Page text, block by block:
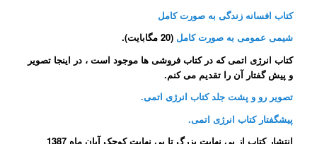
کتاب افسانه زندگی به صورت کامل
شیمی عمومی به صورت کامل (20 مگابایت).
کتاب انرژی اتمی که در کتاب فروشی ها موجود است ، در اینجا تصویر
و پیش گفتار آن را تقدیم می کنم.
تصویر رو و پشت جلد کتاب انرژی اتمی.
پیشگفتار کتاب انرژی اتمی.
انتشار کتاب از بی نهایت بزرگ تا بی نهایت کوچک آبان ماه 1387